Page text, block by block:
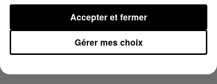
Gérer mes choix
Accepter et fermer